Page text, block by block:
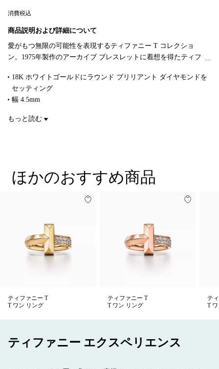
消費税込
商品説明および詳細について
愛がもつ無限の可能性を表現するティファニー T コレクショ
ン。1975年製作のアーカイブ ブレスレットに着想を得たティフ
ァニー Tは、ティファニーを象徴するモチーフと、創設者であ
るチャールズ・ルイス・ティファニーが希望と可能性の地であ
ると考えたニューヨークの精神にオマージュを捧げています。
な輝きを添えるデザイン。このリングを、バラエティ豊富なテ
18K ホワイトゴールドにラウンド ブリリアント ダイヤモンドを
セッティング
幅 4.5mm
ダイヤモンド 合計 0.21カラット
もっと読む
ほかのおすすめ商品
ティファニー T
T ワン リング
ティファニー T
T ワン リング
テ
T
ティファニー エクスペリエンス